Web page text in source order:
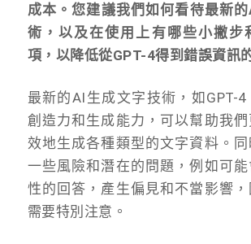
成本。您建議我們如何看待最新
術，以及在使用上有哪些小撇步
項，以降低從GPT-4得到錯誤資訊
最新的AI生成文字技術，如GPT-
創造力和生成能力，可以幫助我
效地生成各種類型的文字資料。
一些風險和潛在的問題，例如可
性的回答，產生偏見和不當影響
需要特別注意。